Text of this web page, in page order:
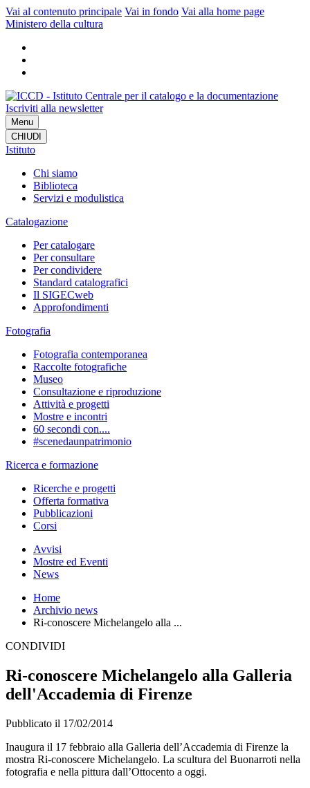
Vai al contenuto principale Vai in fondo Vai alla home page
Ministero della cultura
Iscriviti alla newsletter
Menu
CHIUDI
Istituto
Chi siamo
Biblioteca
Servizi e modulistica
Catalogazione
Per catalogare
Per consultare
Per condividere
Standard catalografici
Il SIGECweb
Approfondimenti
Fotografia
Fotografia contemporanea
Raccolte fotografiche
Museo
Consultazione e riproduzione
Attività e progetti
Mostre e incontri
60 secondi con....
#scenedaunpatrimonio
Ricerca e formazione
Ricerche e progetti
Offerta formativa
Pubblicazioni
Corsi
Avvisi
Mostre ed Eventi
News
Home
Archivio news
Ri-conoscere Michelangelo alla ...
CONDIVIDI
Ri-conoscere Michelangelo alla Galleria
dell'Accademia di Firenze
Pubblicato il 17/02/2014
Inaugura il 17 febbraio alla Galleria dell’Accademia di Firenze la
mostra Ri-conoscere Michelangelo. La scultura del Buonarroti nella
fotografia e nella pittura dall’Ottocento a oggi.